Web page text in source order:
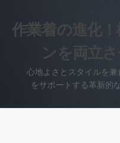
キ
作業着の進化
ンを両立
心地よさとスタイルを
をサポートする革新的